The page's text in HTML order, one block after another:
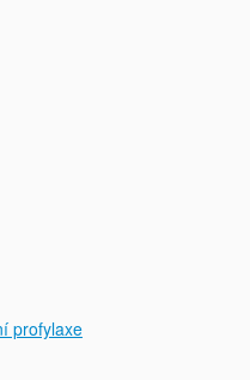
profylaxe